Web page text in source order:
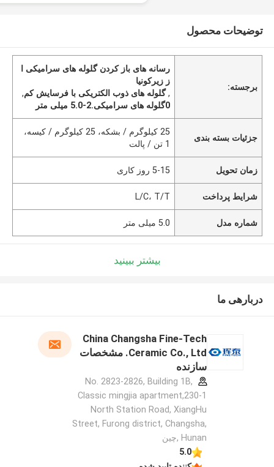
توضیحات محصول
برجسته:
رسانه های باز کردن گلوله های سرامیکی ا
ز زیرکونیا
,گلوله های ذوب الکتریکی با فرسایش کم,
0گلوله های سرامیکی.2-5.0 میلی متر
جزئیات بسته بندی
25 کیلوگرم / بشکه، 25 کیلوگرم / کیسه،
1 تن / پالت
زمان تحویل 5-15 روز کاری
شرایط پرداخت L/C، T/T
شماره مدل 5.0 میلی متر
بیشتر ببینید
دربارهی ما
China Changsha Fine-Tech
Ceramic Co., Ltd. مشخصات
سازنده
No. 2823-2826, Building 1B,
Classic mingjia apartment,230-1
North Station Road, XiangHu
Street, Furong district, Changsha,
Hunan ,چین
5.0